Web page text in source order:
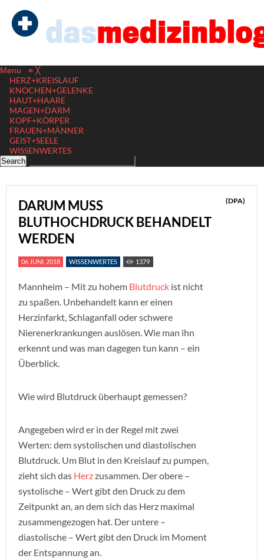
Menu ≡ ╳
HERZ+KREISLAUF
KNOCHEN+GELENKE
HAUT+HAARE
MAGEN+DARM
KOPF+KÖRPER
FRAUEN+MÄNNER
GEIST+SEELE
WISSENWERTES
DARUM MUSS
BLUTHOCHDRUCK BEHANDELT
WERDEN
(DPA)
06 JUNI, 2018 WISSENWERTES 1379
Mannheim – Mit zu hohem Blutdruck ist nicht
zu spaßen. Unbehandelt kann er einen
Herzinfarkt, Schlaganfall oder schwere
Nierenerkrankungen auslösen. Wie man ihn
erkennt und was man dagegen tun kann – ein
Überblick.
Wie wird Blutdruck überhaupt gemessen?
Angegeben wird er in der Regel mit zwei
Werten: dem systolischen und diastolischen
Blutdruck. Um Blut in den Kreislauf zu pumpen,
zieht sich das Herzzusammen. Der obere –
systolische – Wert gibt den Druck zu dem
Zeitpunkt an, an dem sich das Herz maximal
zusammengezogen hat. Der untere –
diastolische – Wert gibt den Druck im Moment
der Entspannung an.